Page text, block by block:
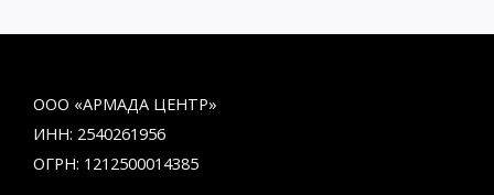
ООО «АРМАДА ЦЕНТР»
ИНН: 2540261956
ОГРН: 1212500014385